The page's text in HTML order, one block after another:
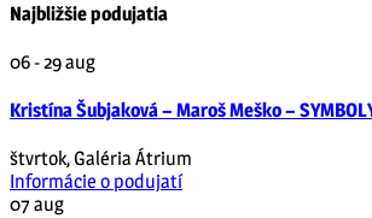
Najbližšie podujatia
06 - 29aug
Kristína Šubjaková – Maroš Meško –
štvrtok,Galéria Átrium
Informácie o podujatí
07 aug